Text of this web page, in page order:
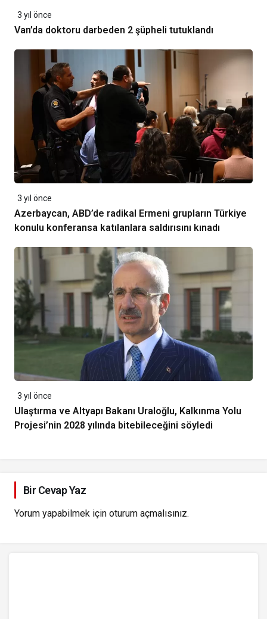
3 yıl önce
Van’da doktoru darbeden 2 şüpheli tutuklandı
3 yıl önce
Azerbaycan, ABD’de radikal Ermeni grupların Türkiye
konulu konferansa katılanlara saldırısını kınadı
3 yıl önce
Ulaştırma ve Altyapı Bakanı Uraloğlu, Kalkınma Yolu
Projesi’nin 2028 yılında bitebileceğini söyledi
Bir Cevap Yaz
Yorum yapabilmek için oturum açmalısınız.